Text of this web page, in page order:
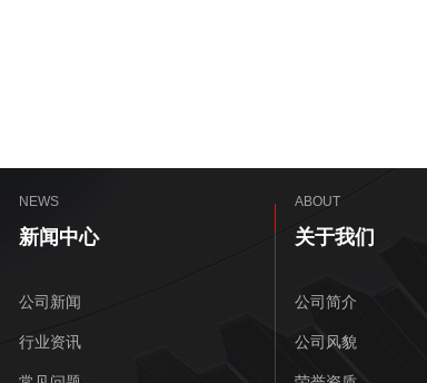
NEWS
新闻中心
公司新闻
行业资讯
ABOUT
关于我们
公司简介
公司风貌